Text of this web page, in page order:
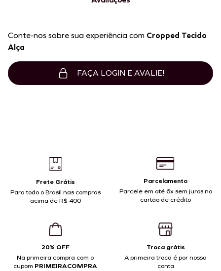
Conte-nos sobre sua experiência com Cropped Tecido
Alça
FAÇA LOGIN E AVALIE!
Frete Grátis
Para todo o Brasil nas compras
acima de R$ 400
Parcelamento
Parcele em até 6x sem juros no
cartão de crédito
20% OFF
Na primeira compra com o
cupom PRIMEIRACOMPRA
Troca grátis
A primeira troca é por nossa
conta